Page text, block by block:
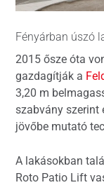
Fényárban úszó
2015 ősze óta
gazdagítják a
3,20 m
szabvány szerint
jövőbe mutató
A lakásokban
Roto Patio Lift